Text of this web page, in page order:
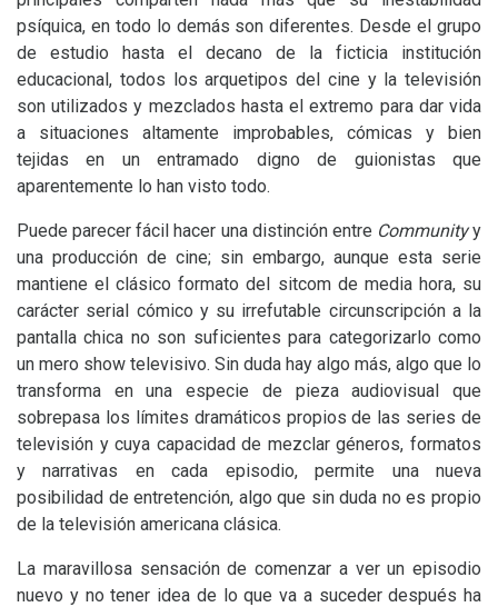
psíquica, en todo lo demás son diferentes. Desde el grupo
de estudio hasta el decano de la ficticia institución
educacional, todos los arquetipos del cine y la televisión
son utilizados y mezclados hasta el extremo para dar vida
a situaciones altamente improbables, cómicas y bien
tejidas en un entramado digno de guionistas que
aparentemente lo han visto todo.
Puede parecer fácil hacer una distinción entre Communityy
una producción de cine; sin embargo, aunque esta serie
mantiene el clásico formato del sitcom de media hora, su
carácter serial cómico y su irrefutable circunscripción a la
pantalla chica no son suficientes para categorizarlo como
un mero show televisivo. Sin duda hay algo más, algo que lo
transforma en una especie de pieza audiovisual que
sobrepasa los límites dramáticos propios de las series de
televisión y cuya capacidad de mezclar géneros, formatos
y narrativas en cada episodio, permite una nueva
posibilidad de entretención, algo que sin duda no es propio
de la televisión americana clásica.
La maravillosa sensación de comenzar a ver un episodio
nuevo y no tener idea de lo que va a suceder después ha